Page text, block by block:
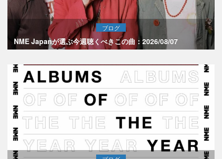
ブログ
NME Japanが選ぶ今週聴くべきこの曲：2026/08/07